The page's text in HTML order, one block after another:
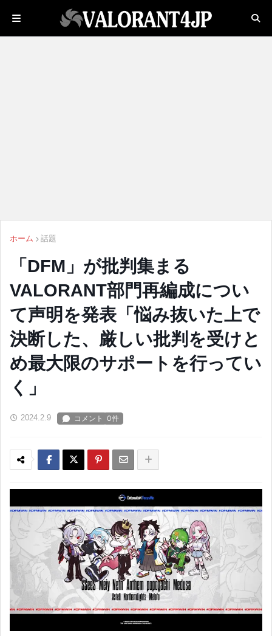
ホーム 話題
「DFM」が批判集まる
VALORANT部門再編成につい
て声明を発表「悩み抜いた上で
決断した、厳しい批判を受けと
め最大限のサポートを行ってい
く」
2024.2.9